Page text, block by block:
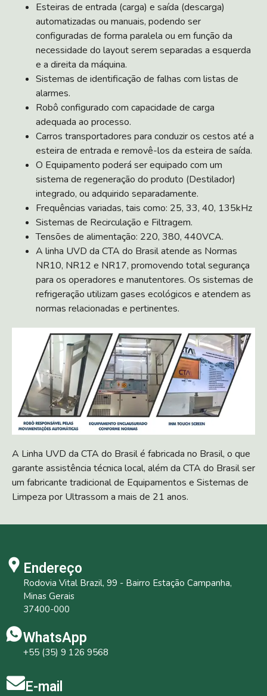
Esteiras de entrada (carga) e saída (descarga)
automatizadas ou manuais, podendo ser
configuradas de forma paralela ou em função da
necessidade do layout serem separadas a esquerda
e a direita da máquina.
Sistemas de identificação de falhas com listas de
alarmes.
Robô configurado com capacidade de carga
adequada ao processo.
Carros transportadores para conduzir os cestos até a
esteira de entrada e removê-los da esteira de saída.
O Equipamento poderá ser equipado com um
sistema de regeneração do produto (Destilador)
integrado, ou adquirido separadamente.
Frequências variadas, tais como: 25, 33, 40, 135kHz
Sistemas de Recirculação e Filtragem.
Tensões de alimentação: 220, 380, 440VCA.
A linha UVD da CTA do Brasil atende as Normas
NR10, NR12 e NR17, promovendo total segurança
para os operadores e manutentores. Os sistemas de
refrigeração utilizam gases ecológicos e atendem as
normas relacionadas e pertinentes.
A Linha UVD da CTA do Brasil é fabricada no Brasil, o que
garante assistência técnica local, além da CTA do Brasil ser
um fabricante tradicional de Equipamentos e Sistemas de
Limpeza por Ultrassom a mais de 21 anos.
Endereço
Rodovia Vital Brazil, 99 - Bairro Estação Campanha,
Minas Gerais
37400-000
WhatsApp
+55 (35) 9 126 9568
E-mail